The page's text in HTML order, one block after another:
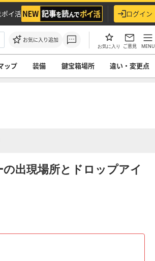
ポイ活 ログイン
お気に入り追加
お気に入り ご意見 MENU
ップ 装備 鍵宝箱場所 違い・変更点
出現場所とドロップアイ